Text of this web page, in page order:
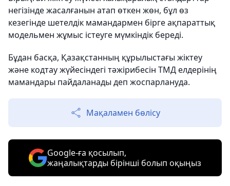
негізінде жасалғанын атап өткен жөн, бұл өз
кезегінде шетелдік мамандармен бірге ақпараттық
модельмен жұмыс істеуге мүмкіндік береді.
Бұдан басқа, Қазақстанның құрылыстағы жіктеу
және кодтау жүйесіндегі тәжірибесін ТМД елдерінің
мамандары пайдаланады деп жоспарлануда.
Мақаламен бөлісу
Google-ға қосылып,
жаңалықтарды бірінші болып оқыңыз